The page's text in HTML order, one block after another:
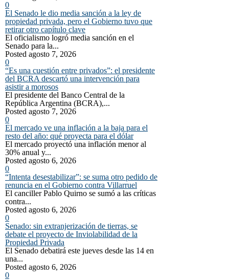
0
El Senado le dio media sanción a la ley de
propiedad privada, pero el Gobierno tuvo que
retirar otro capítulo clave
El oficialismo logró media sanción en el
Senado para la...
Posted agosto 7, 2026
0
“Es una cuestión entre privados”: el presidente
del BCRA descartó una intervención para
asistir a morosos
El presidente del Banco Central de la
República Argentina (BCRA),...
Posted agosto 7, 2026
0
El mercado ve una inflación a la baja para el
resto del año: qué proyecta para el dólar
El mercado proyectó una inflación menor al
30% anual y...
Posted agosto 6, 2026
0
“Intenta desestabilizar”: se suma otro pedido de
renuncia en el Gobierno contra Villarruel
El canciller Pablo Quirno se sumó a las críticas
contra...
Posted agosto 6, 2026
0
Senado: sin extranjerización de tierras, se
debate el proyecto de Inviolabilidad de la
Propiedad Privada
El Senado debatirá este jueves desde las 14 en
una...
Posted agosto 6, 2026
0